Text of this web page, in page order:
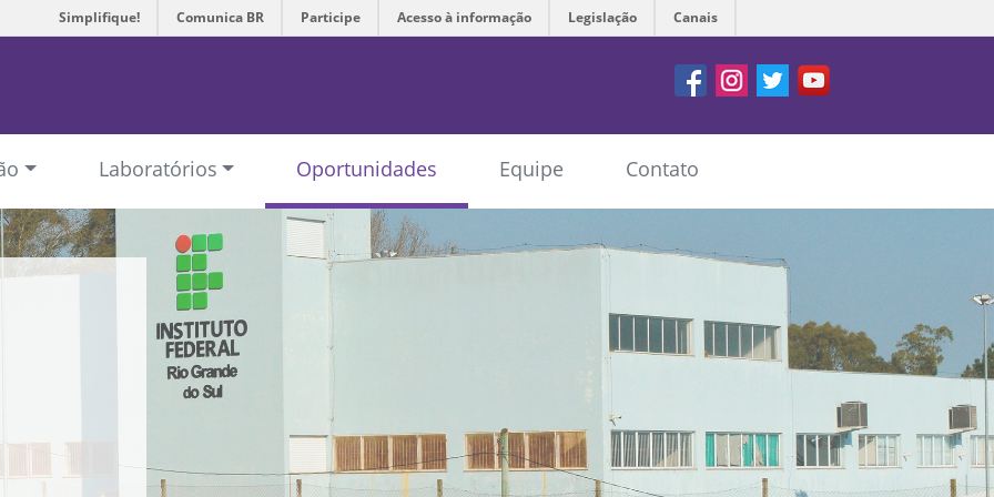
Simplifique! Comunica BR Participe Acesso à informação Legislação Canais
FacebookInstagram
Twitter
Laboratórios Oportunidades Equipe Contato